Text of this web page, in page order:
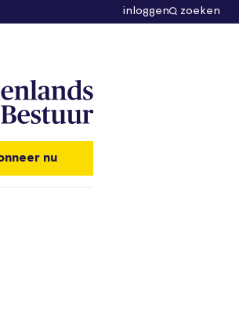
inloggen zoeken
nu